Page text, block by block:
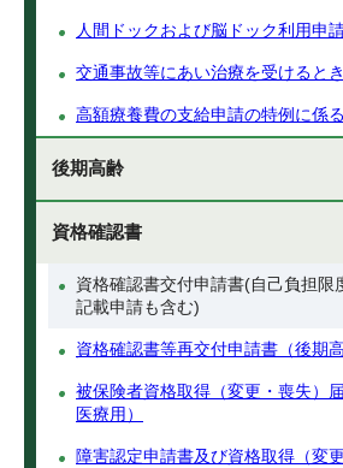
人間ドックおよび脳ドック利用申
交通事故等にあい治療を受けると
高額療養費の支給申請の特例に係
後期高齢
資格確認書
資格確認書交付申請書(自己負担限
記載申請も含む)
資格確認書等再交付申請書（後期
被保険者資格取得（変更・喪失）
医療用）
障害認定申請書及び資格取得（変